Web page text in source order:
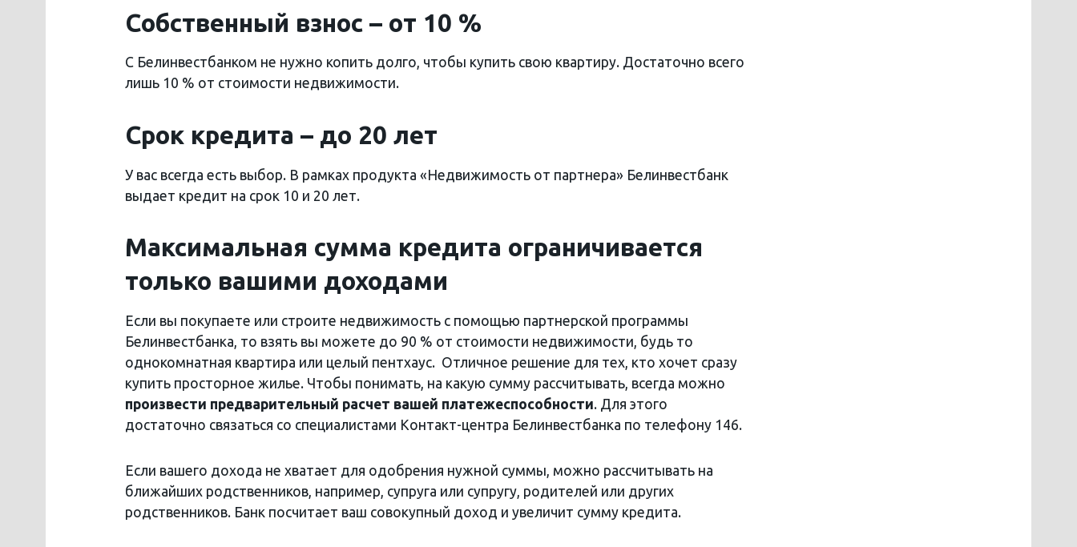
Собственный взнос – от 10 %
С Белинвестбанком не нужно копить долго, чтобы купить свою квартиру. Достаточно всего
лишь 10 % от стоимости недвижимости.
Срок кредита – до 20 лет
У вас всегда есть выбор. В рамках продукта «Недвижимость от партнера» Белинвестбанк
выдает кредит на срок 10 и 20 лет.
Максимальная сумма кредита ограничивается
только вашими доходами
Если вы покупаете или строите недвижимость с помощью партнерской программы
Белинвестбанка, то взять вы можете до 90 % от стоимости недвижимости, будь то
однокомнатная квартира или целый пентхаус. Отличное решение для тех, кто хочет сразу
купить просторное жилье. Чтобы понимать, на какую сумму рассчитывать, всегда можно
произвести предварительный расчет вашей платежеспособности. Для этого
достаточно связаться со специалистами Контакт-центра Белинвестбанка по телефону 146.
Если вашего дохода не хватает для одобрения нужной суммы, можно рассчитывать на
ближайших родственников, например, супруга или супругу, родителей или других
родственников. Банк посчитает ваш совокупный доход и увеличит сумму кредита.